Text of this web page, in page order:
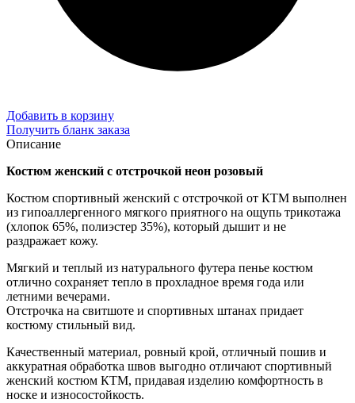
Добавить в корзину
Получить бланк заказа
Описание
Костюм женский с отстрочкой неон розовый
Костюм спортивный женский с отстрочкой от КТМ выполнен
из гипоаллергенного мягкого приятного на ощупь трикотажа
(хлопок 65%, полиэстер 35%), который дышит и не
раздражает кожу.
Мягкий и теплый из натурального футера пенье костюм
отлично сохраняет тепло в прохладное время года или
летними вечерами.
Отстрочка на свитшоте и спортивных штанах придает
костюму стильный вид.
Качественный материал, ровный крой, отличный пошив и
аккуратная обработка швов выгодно отличают спортивный
женский костюм КТМ, придавая изделию комфортность в
носке и износостойкость.